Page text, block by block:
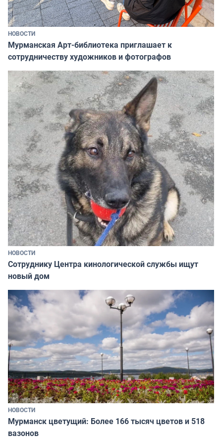
НОВОСТИ
Мурманская Арт-библиотека приглашает к
сотрудничеству художников и фотографов
НОВОСТИ
Сотруднику Центра кинологической службы ищут
новый дом
НОВОСТИ
Мурманск цветущий: Более 166 тысяч цветов и 518
вазонов